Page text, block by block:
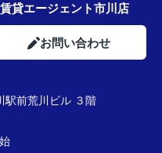
貸エージェント市川店
お問い合わせ
駅前荒川ビル ３階